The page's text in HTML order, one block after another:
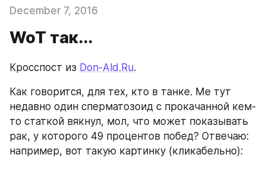
December 7, 2016
WoT так...
Кросспост из Don-Ald.Ru.
Как говорится, для тех, кто в танке. Ме тут
недавно один сперматозоид с прокачанной кем-
то статкой вякнул, мол, что может показывать
рак, у которого 49 процентов побед? Отвечаю:
например, вот такую картинку (кликабельно):